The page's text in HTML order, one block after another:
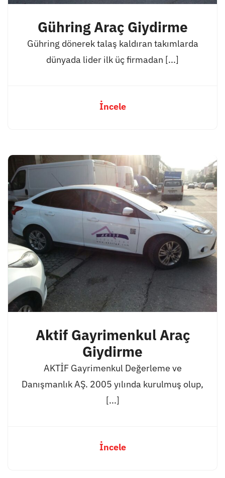
Gühring Araç Giydirme
Gühring dönerek talaş kaldıran takımlarda
dünyada lider ilk üç firmadan [...]
İncele
Aktif Gayrimenkul Araç
Giydirme
AKTİF Gayrimenkul Değerleme ve
Danışmanlık AŞ. 2005 yılında kurulmuş olup,
[...]
İncele